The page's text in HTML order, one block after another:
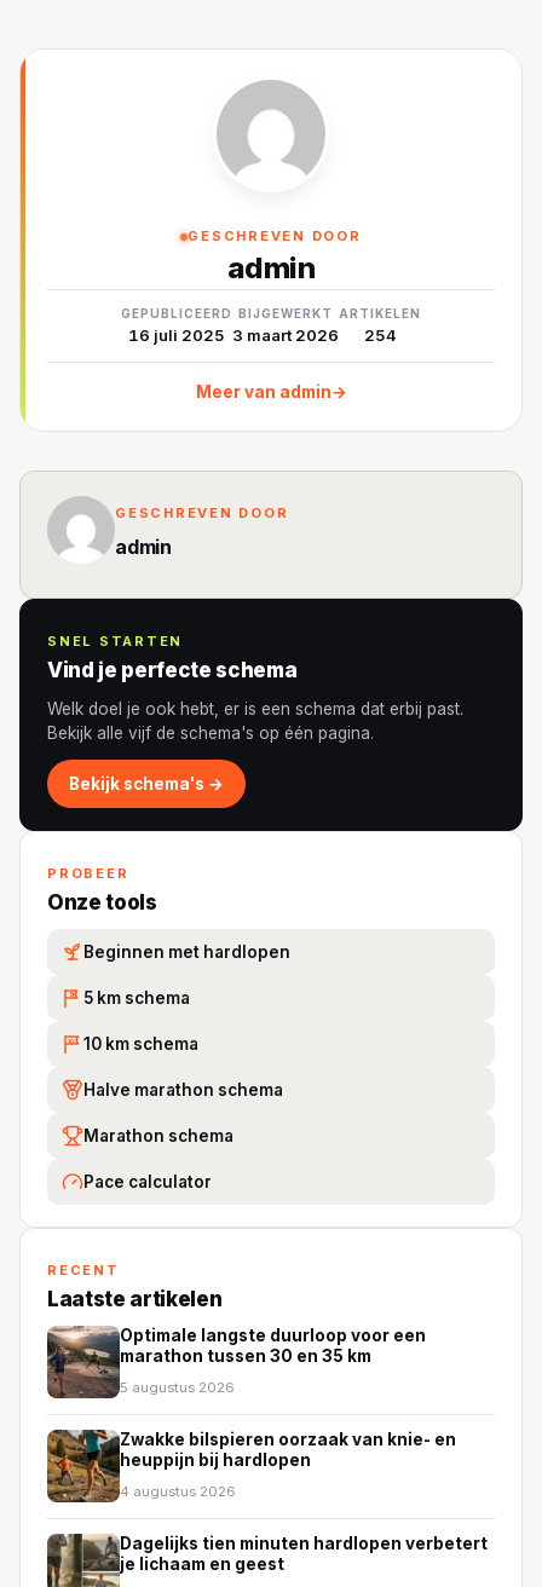
GESCHREVEN DOOR
admin
GEPUBLICEERD
16 juli 2025
BIJGEWERKT
3 maart 2026
ARTIKELEN
254
Meer van admin→
GESCHREVEN DOOR
admin
SNEL STARTEN
Vind je perfecte schema
Welk doel je ook hebt, er is een schema dat erbij past.
Bekijk alle vijf de schema's op één pagina.
Bekijk schema's →
PROBEER
Onze tools
Beginnen met hardlopen
5K 5 km schema
10 10 km schema
Halve marathon schema
Marathon schema
Pace calculator
RECENT
Laatste artikelen
Optimale langste duurloop voor een
marathon tussen 30 en 35 km
5 augustus 2026
Zwakke bilspieren oorzaak van knie- en
heuppijn bij hardlopen
4 augustus 2026
Dagelijks tien minuten hardlopen verbetert
je lichaam en geest